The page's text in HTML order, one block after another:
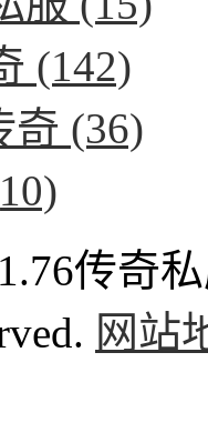
(142)
奇 (36)
传奇
网站